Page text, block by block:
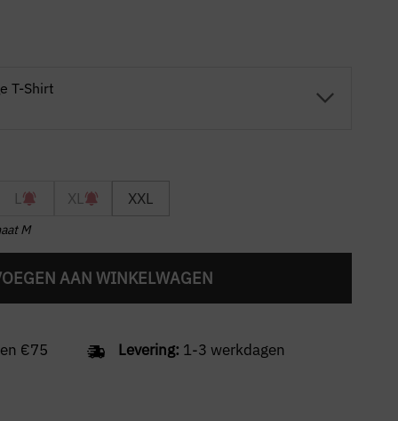
T-Shirt
L XL XXL
M
AAN WINKELWAGEN
€75 Levering: 1-3 werkdagen